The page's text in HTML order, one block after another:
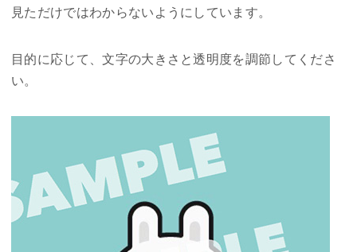
見ただけではわからないようにしています。
目的に応じて、文字の大きさと透明度を調節してくださ
い。